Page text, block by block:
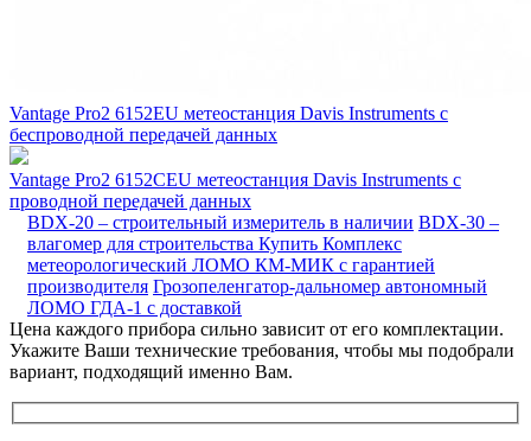
Vantage Pro2 6152EU метеостанция Davis Instruments с
беспроводной передачей данных
Vantage Pro2 6152CEU метеостанция Davis Instruments с
проводной передачей данных
BDX-20 – строительный измеритель в наличии BDX-30 –
влагомер для строительства Купить Комплекс
метеорологический ЛОМО КМ-МИК с гарантией
производителя Грозопеленгатор-дальномер автономный
ЛОМО ГДА-1 с доставкой
Цена каждого прибора сильно зависит от его комплектации.
Укажите Ваши технические требования, чтобы мы подобрали
вариант, подходящий именно Вам.